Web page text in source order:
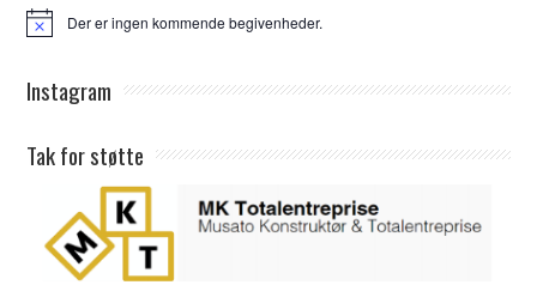
Notice Der er ingen kommende begivenheder.
Instagram
Tak for støtte